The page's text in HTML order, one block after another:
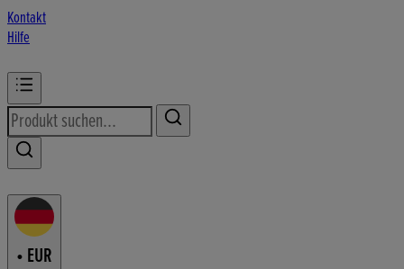
Kontakt
Hilfe
• EUR